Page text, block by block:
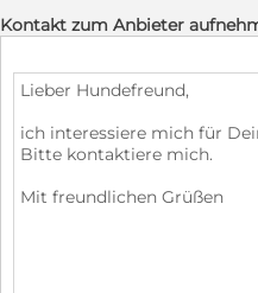
Kontakt zum Anbieter